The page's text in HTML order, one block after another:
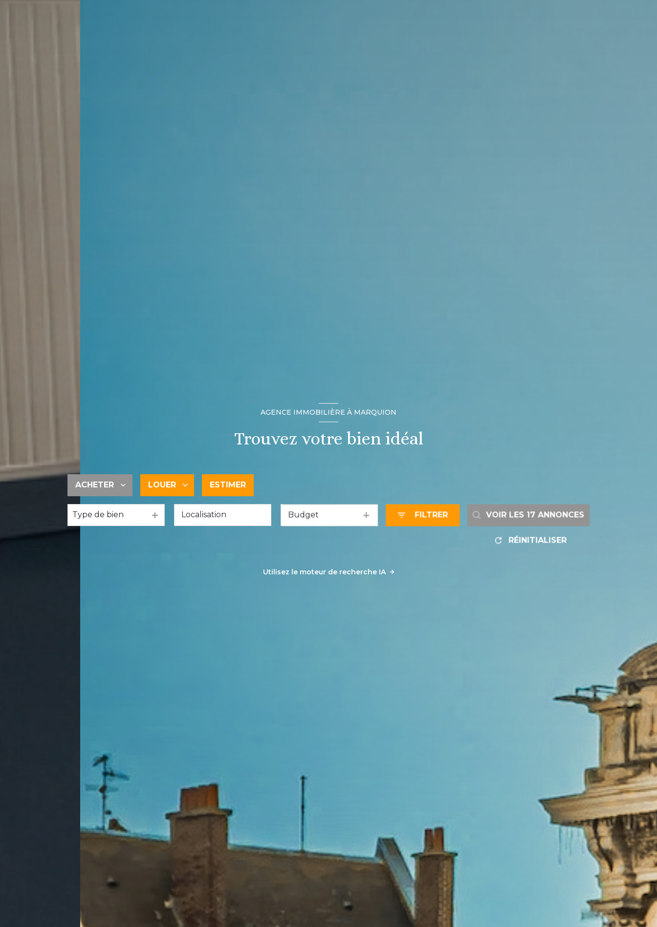
AGENCE IMMOBILIÈRE À MARQUION
Trouvez votre bien idéal
ACHETER
De l'ancien
LOUER
à l'année
ESTIMER
Type de bien Budget FILTRER VOIR LES 17 ANNONCES
RÉINITIALISER
Utilisez le moteur de recherche IA